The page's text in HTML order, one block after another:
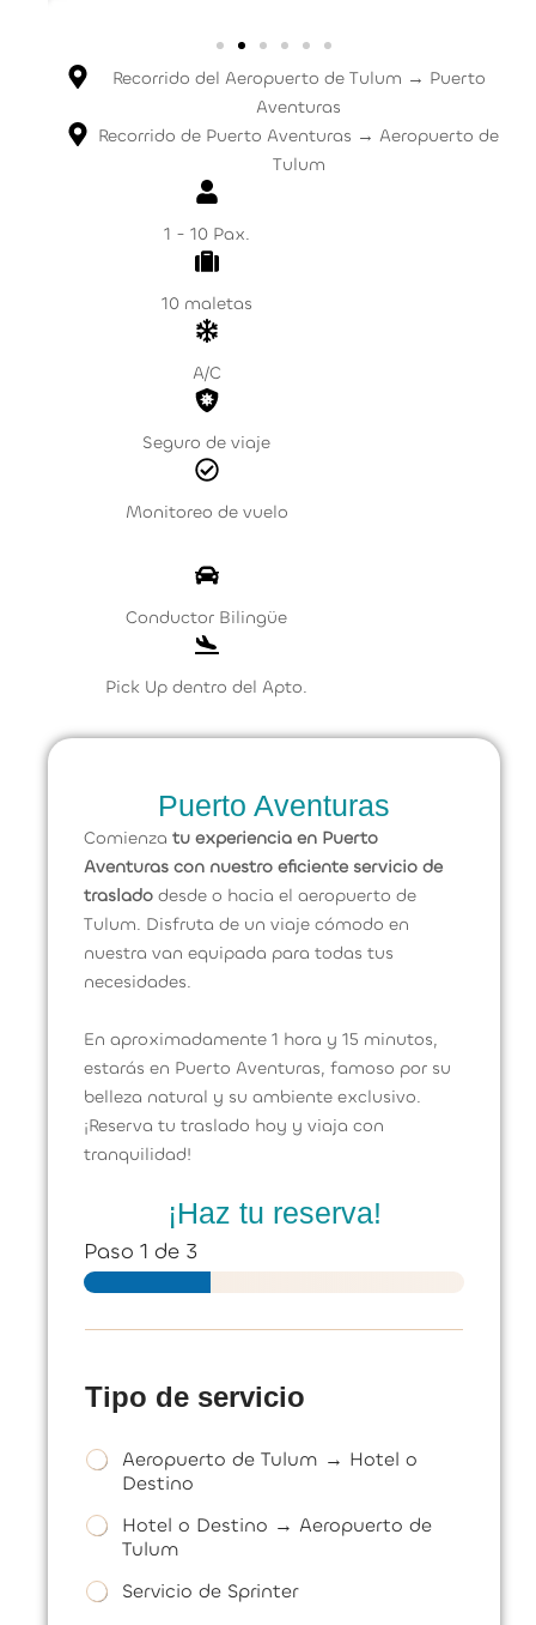
Recorrido del Aeropuerto de Tulum → Puerto
Aventuras
Recorrido de Puerto Aventuras → Aeropuerto de
Tulum
1 - 10 Pax.
10 maletas
A/C
Seguro de viaje
Monitoreo de vuelo
Conductor Bilingüe
Pick Up dentro del Apto.
Puerto Aventuras
Comienza tu experiencia en Puerto
Aventuras con nuestro eficiente servicio de
traslado desde o hacia el aeropuerto de
Tulum. Disfruta de un viaje cómodo en
nuestra van equipada para todas tus
necesidades.
En aproximadamente 1 hora y 15 minutos,
estarás en Puerto Aventuras, famoso por su
belleza natural y su ambiente exclusivo.
¡Reserva tu traslado hoy y viaja con
tranquilidad!
¡Haz tu reserva!
Paso 1 de 3
Tipo de servicio
T
o
s
Aeropuerto de Tulum → Hotel o
Destino
Hotel o Destino → Aeropuerto de
Tulum
Servicio de Sprinter